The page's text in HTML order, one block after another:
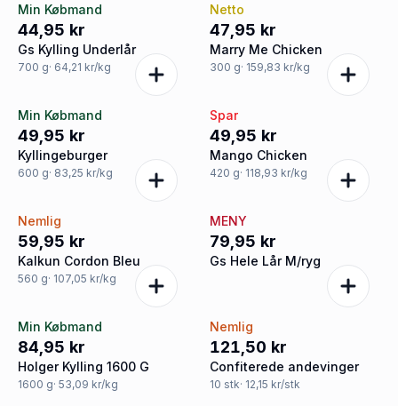
Min Købmand
44,95 kr
Gs Kylling Underlår
700 g· 64,21 kr/kg
Netto
47,95 kr
Marry Me Chicken
300 g· 159,83 kr/kg
Min Købmand
49,95 kr
Kyllingeburger
600 g· 83,25 kr/kg
Spar
49,95 kr
Mango Chicken
420 g· 118,93 kr/kg
Nemlig
59,95 kr
Kalkun Cordon Bleu
560 g· 107,05 kr/kg
MENY
79,95 kr
Gs Hele Lår M/ryg
Min Købmand
84,95 kr
Holger Kylling 1600 G
1600 g· 53,09 kr/kg
Nemlig
121,50 kr
Confiterede andevinger
10 stk· 12,15 kr/stk